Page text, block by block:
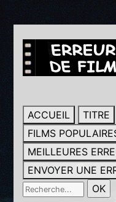
ACCUEIL TITRE
FILMS
MEILLEURES
ENVOYER UNE